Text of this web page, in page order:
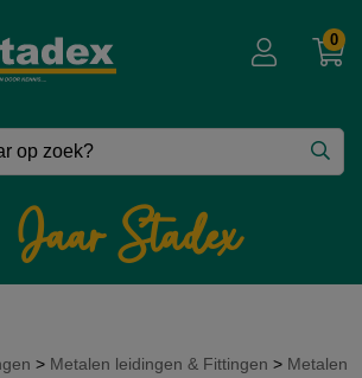
niet in te loggen !!
extra korting – zakelijke prijzen.
Inloggen
0
Stadex
Metalen leidingen & Fittingen
Metalen